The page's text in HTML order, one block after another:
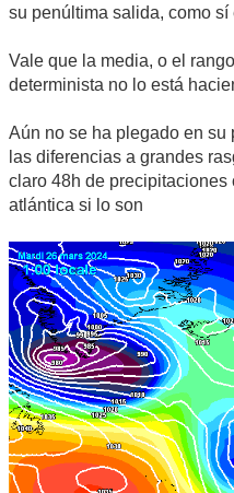
su penúltima salida, como
Vale que la media, o el
determinista no lo está
Aún no se ha plegado en su
las diferencias a grandes
claro 48h de
atlántica si lo son